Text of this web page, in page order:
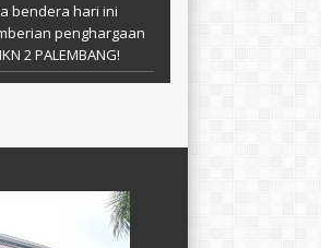
bendera hari ini
penghargaan
2 PALEMBANG!